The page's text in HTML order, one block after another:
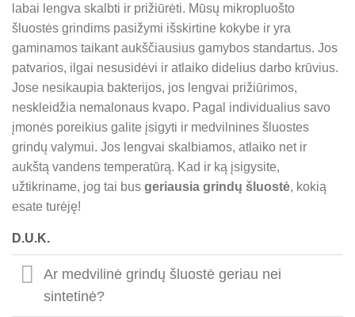
labai lengva skalbti ir prižiūrėti. Mūsų mikropluošto
šluostės grindims pasižymi išskirtine kokybe ir yra
gaminamos taikant aukščiausius gamybos standartus. Jos
patvarios, ilgai nesusidėvi ir atlaiko didelius darbo krūvius.
Jose nesikaupia bakterijos, jos lengvai prižiūrimos,
neskleidžia nemalonaus kvapo. Pagal individualius savo
įmonės poreikius galite įsigyti ir medvilnines šluostes
grindų valymui. Jos lengvai skalbiamos, atlaiko net ir
aukštą vandens temperatūrą. Kad ir ką įsigysite,
užtikriname, jog tai bus geriausia grindų šluostė, kokią
esate turėję!
D.U.K.
Ar medvilinė grindų šluostė geriau nei
sintetinė?